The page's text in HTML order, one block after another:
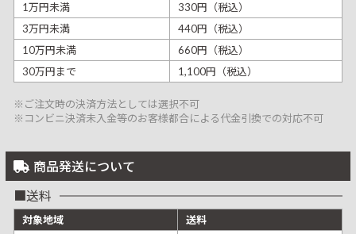
1万円未満
330円（税込）
3万円未満
440円（税込）
10万円未満
660円（税込）
30万円まで
1,100円（税込）
※ご注文時の決済方法としては選択不可
※コンビニ決済未入金等のお客様都合による代金引換での対応不可
商品発送について
送料
対象地域
送料